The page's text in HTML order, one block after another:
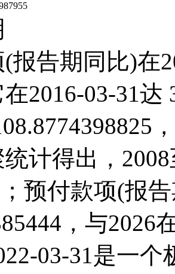
报告期同比)在
2016-03-31达
计得出，
预付款项(报
，与
03-31是一